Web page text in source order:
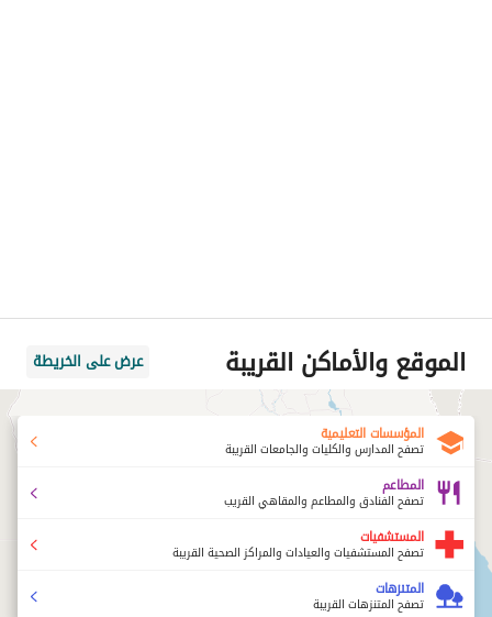
الموقع والأماكن القريبة عرض على الخريطة
المؤسسات التعليمية
تصفح المدارس والكليات والجامعات القريبة
المطاعم
تصفح الفنادق والمطاعم والمقاهي القريب
المستشفيات
تصفح المستشفيات والعيادات والمراكز الصحية القريبة
المتنزهات
تصفح المتنزهات القريبة